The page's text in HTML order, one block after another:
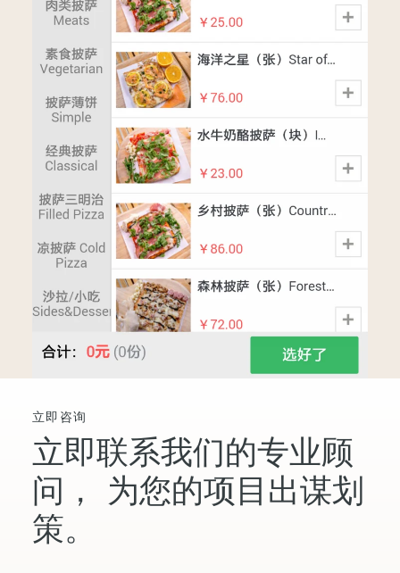
立即咨询
立即联系我们的专业顾
问，
为您的项目出谋划
策。